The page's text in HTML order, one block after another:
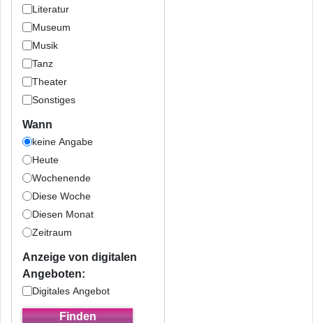
Literatur
Museum
Musik
Tanz
Theater
Sonstiges
Wann
keine Angabe
Heute
Wochenende
Diese Woche
Diesen Monat
Zeitraum
Anzeige von digitalen
Angeboten:
Digitales Angebot